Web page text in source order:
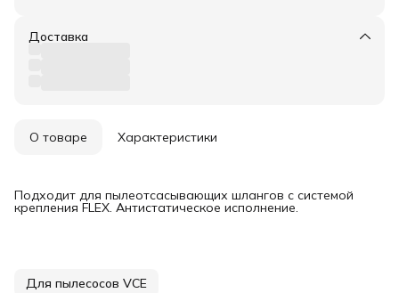
Доставка
О товаре Характеристики
Подходит для пылеотсасывающих шлангов с системой
крепления FLEX. Антистатическое исполнение.
Для пылесосов VCE